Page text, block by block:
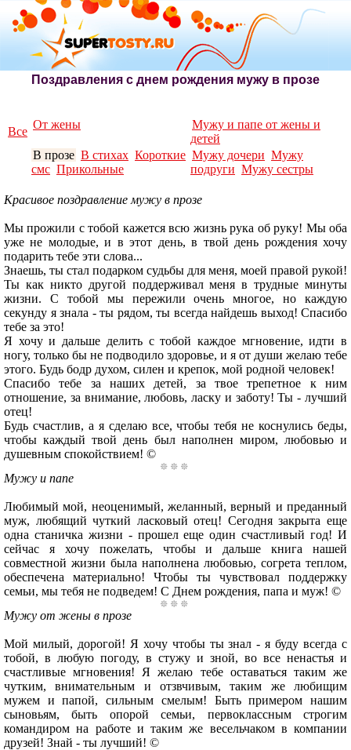
Поздравления с днем рождения мужу в прозе
Все
От жены
Мужу и папе от жены и
детей
В прозе В стихах Короткие
смс Прикольные
Мужу дочери Мужу
подруги Мужу сестры
Красивое поздравление мужу в прозе
Мы прожили с тобой кажется всю жизнь рука об руку! Мы оба
уже не молодые, и в этот день, в твой день рождения хочу
подарить тебе эти слова...
Знаешь, ты стал подарком судьбы для меня, моей правой рукой!
Ты как никто другой поддерживал меня в трудные минуты
жизни. С тобой мы пережили очень многое, но каждую
секунду я знала - ты рядом, ты всегда найдешь выход! Спасибо
тебе за это!
Я хочу и дальше делить с тобой каждое мгновение, идти в
ногу, только бы не подводило здоровье, и я от души желаю тебе
этого. Будь бодр духом, силен и крепок, мой родной человек!
Спасибо тебе за наших детей, за твое трепетное к ним
отношение, за внимание, любовь, ласку и заботу! Ты - лучший
отец!
Будь счастлив, а я сделаю все, чтобы тебя не коснулись беды,
чтобы каждый твой день был наполнен миром, любовью и
душевным спокойствием! ©
Мужу и папе
Любимый мой, неоценимый, желанный, верный и преданный
муж, любящий чуткий ласковый отец! Сегодня закрыта еще
одна станичка жизни - прошел еще один счастливый год! И
сейчас я хочу пожелать, чтобы и дальше книга нашей
совместной жизни была наполнена любовью, согрета теплом,
обеспечена материально! Чтобы ты чувствовал поддержку
семьи, мы тебя не подведем! С Днем рождения, папа и муж! ©
Мужу от жены в прозе
Мой милый, дорогой! Я хочу чтобы ты знал - я буду всегда с
тобой, в любую погоду, в стужу и зной, во все ненастья и
счастливые мгновения! Я желаю тебе оставаться таким же
чутким, внимательным и отзвчивым, таким же любищим
мужем и папой, сильным смелым! Быть примером нашим
сыновьям, быть опорой семьи, первоклассным строгим
командиром на работе и таким же весельчаком в компании
друзей! Знай - ты лучший! ©